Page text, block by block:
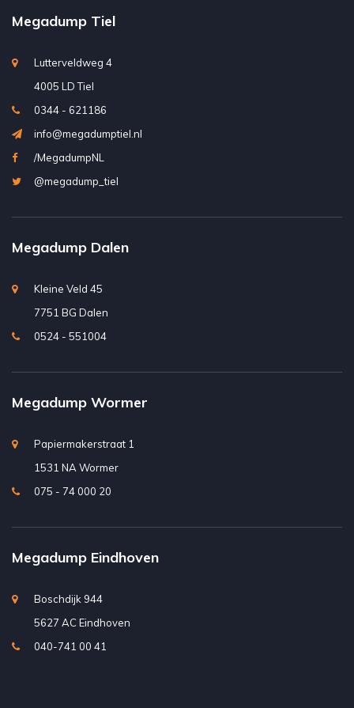
Megadump Tiel
Lutterveldweg 4
4005 LD Tiel
0344 - 621186
info@megadumptiel.nl
/MegadumpNL
@megadump_tiel
Megadump Dalen
Kleine Veld 45
7751 BG Dalen
0524 - 551004
Megadump Wormer
Papiermakerstraat 1
1531 NA Wormer
075 - 74 000 20
Megadump Eindhoven
Boschdijk 944
5627 AC Eindhoven
040-741 00 41